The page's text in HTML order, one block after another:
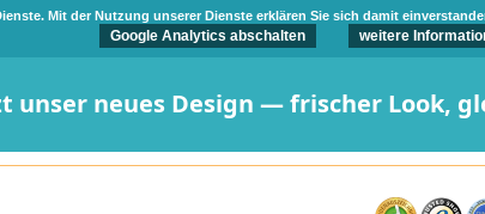
Mit der Nutzung unserer Dienste erklären Sie sich damit
Google Analytics abschalten weitere
unser neues Design — frischer Look,